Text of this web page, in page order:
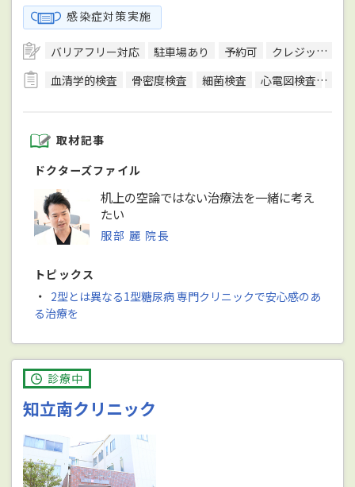
感染症対策実施
バリアフリー対応 駐車場あり 予約可
クレジットカード対応
血清学的検査
骨密度検査 細菌検査 心電図検査
取材記事
ドクターズファイル
机上の空論ではない治療法を一緒に考え
たい
服部 麗 院長
トピックス
・ 2型とは異なる1型糖尿病 専門クリニックで安心感のあ
る治療を
診療中
知立南クリニック